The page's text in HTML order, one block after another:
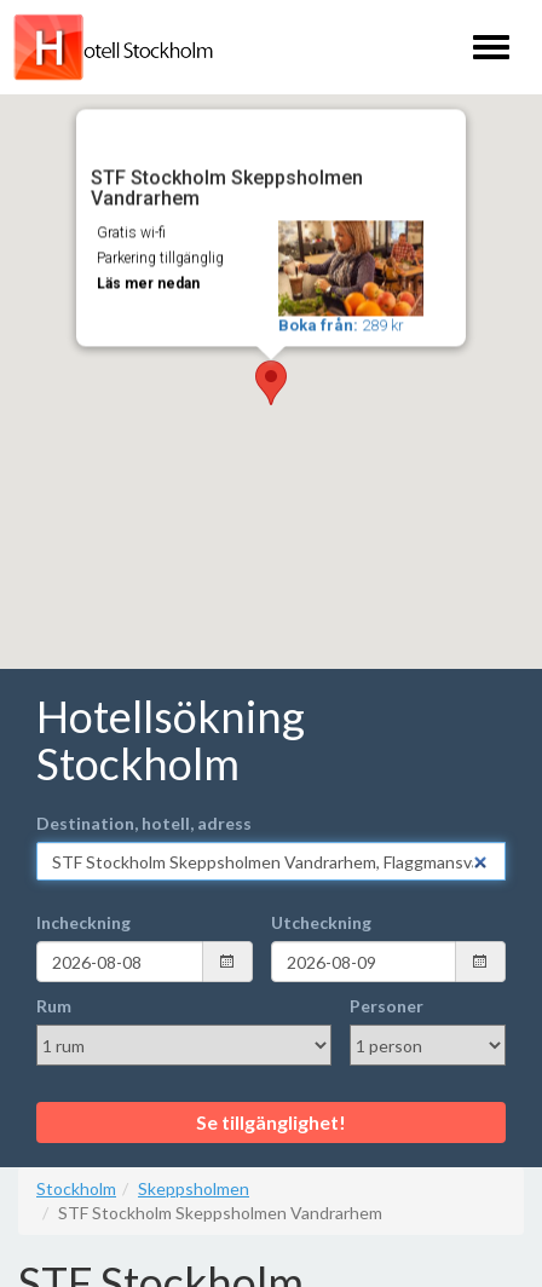
Toggle
STF Stockholm Skeppsholmen
Vandrarhem
Gratis wi-fi
Parkering tillgänglig
Läs mer nedan
Boka från: 289 kr
Hotellsökning
Stockholm
Destination, hotell, adress
Incheckning Utcheckning
Rum Personer
Se tillgänglighet!
Stockholm
Skeppsholmen
STF Stockholm Skeppsholmen Vandrarhem